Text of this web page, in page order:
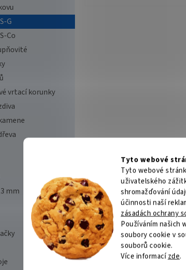
Tyto webové
Tyto webové
uživatelského
shromažďování
účinnosti naší
zásadách ochrany
Používáním našich
soubory cookie v
souborů cookie.
Více informacízde.
G
Co
vrtací korunky
mm